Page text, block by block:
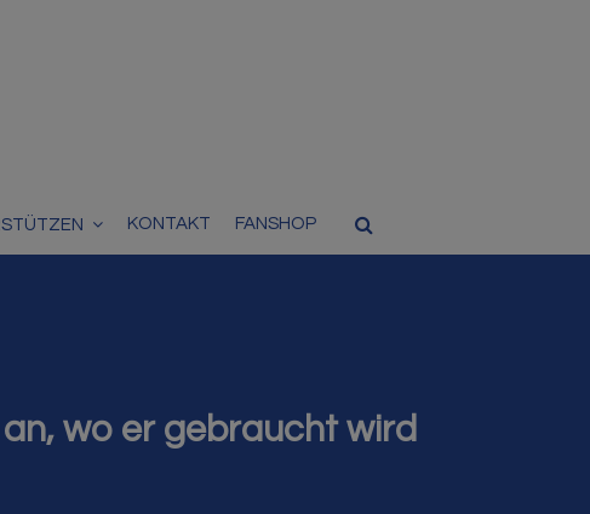
KONTAKT FANSHOP
wo er gebraucht wird